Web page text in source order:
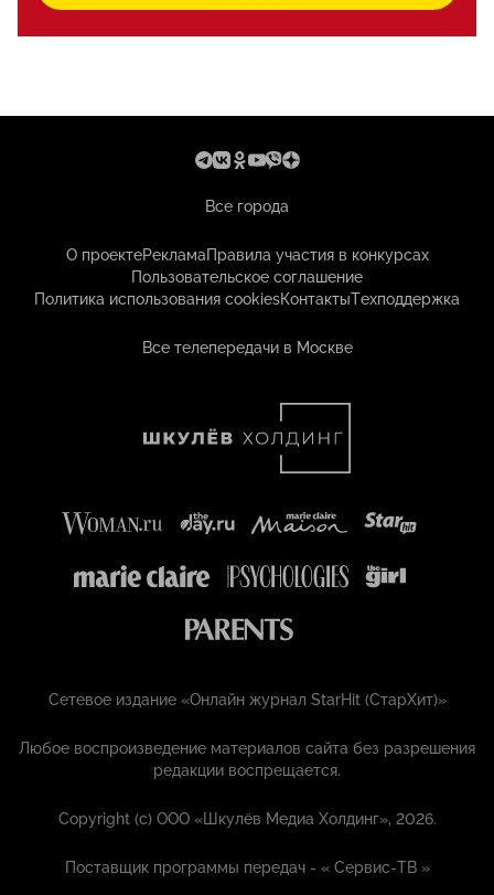
Все города
О проектеРекламаПравила участия в конкурсах
Пользовательское соглашение
Политика использования cookiesКонтактыТехподдержка
Все телепередачи в Москве
Сетевое издание «Онлайн журнал StarHit (СтарХит)»
Любое воспроизведение материалов сайта без разрешения
редакции воспрещается.
Copyright (с) ООО «Шкулёв Медиа Холдинг», 2026.
Поставщик программы передач - «Сервис-ТВ »